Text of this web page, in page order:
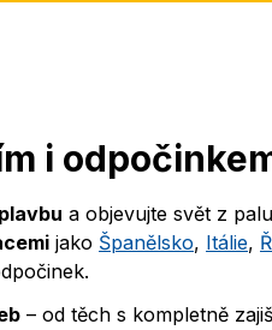
i
a objevujte svět z
jako Španělsko, Itálie,
– od těch s kompletně